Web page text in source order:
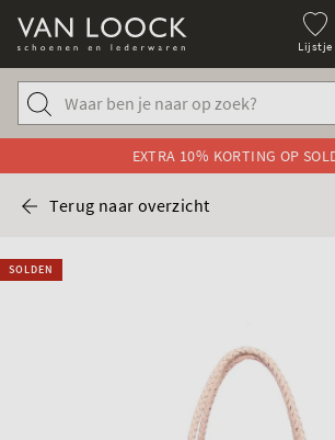
Lijstje
EXTRA 10% KORTING OP
Terug naar overzicht
SOLDEN